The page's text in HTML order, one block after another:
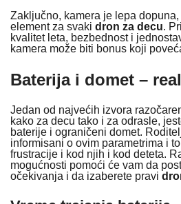
Zaključno, kamera je lepa
element za svaki dron za decu.
kvalitet leta, bezbednost i
kamera može biti bonus koji
Baterija i domet –
Jedan od najvećih izvora
kako za decu tako i za odrasle,
baterije i ograničeni domet.
informisani o ovim parametrima i
frustracije i kod njih i kod deteta.
mogućnosti pomoći će vam da
očekivanja i da izaberete pravi